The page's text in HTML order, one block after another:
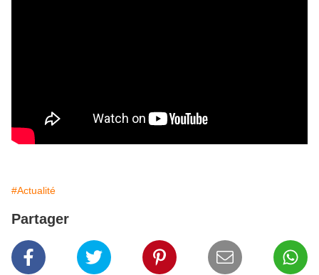
#Actualité
Partager